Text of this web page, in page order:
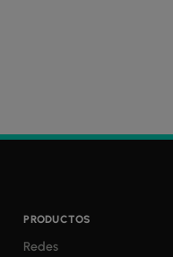
PRODUCTOS
Redes